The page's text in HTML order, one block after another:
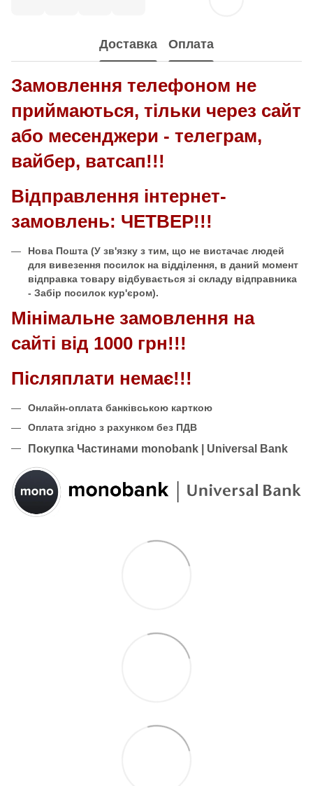
Доставка Оплата
Замовлення телефоном не
приймаються, тільки через сайт
або месенджери - телеграм,
вайбер, ватсап!!!
Відправлення інтернет-
замовлень: ЧЕТВЕР!!!
Нова Пошта (У зв'язку з тим, що не вистачає людей
для вивезення посилок на відділення, в даний момент
відправка товару відбувається зі складу відправника
- Забір посилок кур'єром).
Мінімальне замовлення на
сайті від 1000 грн!!!
Післяплати немає!!!
Онлайн-оплата банківською карткою
Оплата згідно з рахунком без ПДВ
Покупка Частинами monobank | Universal Bank